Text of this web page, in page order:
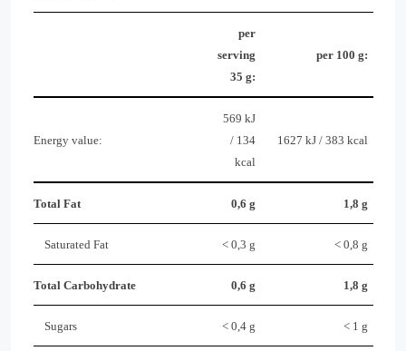
per
serving
35 g:
per 100 g:
Energy value:
569 kJ
/ 134
kcal
1627 kJ / 383 kcal
Total Fat 0,6 g 1,8 g
Saturated Fat < 0,3 g < 0,8 g
Total Carbohydrate 0,6 g 1,8 g
Sugars < 0,4 g < 1 g